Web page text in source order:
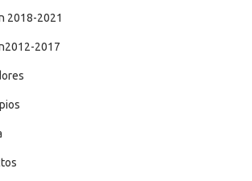
2018-2021
2017